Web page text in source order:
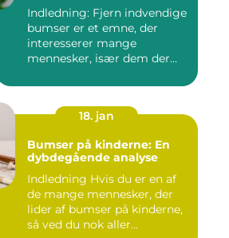
Indledning: Fjern indvendige
bumser er et emne, der
interesserer mange
mennesker, især dem der
18. jan
Bumser på kinderne: En
dybdegående analyse
Indledning Hvis du er en af
de mange mennesker, der
lider af bumser på kinderne,
så ved du nok aller...